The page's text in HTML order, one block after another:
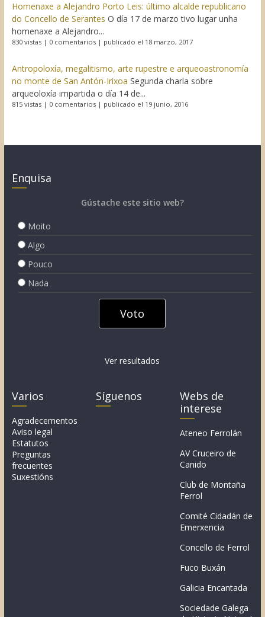
Homenaxe a Alejandro Porto Leis: último alcalde republicano
do Concello de Serantes O día 17 de marzo tivo lugar unha
homenaxe a Alejandro...
830 vistas| 0 comentarios| publicado el 18 marzo, 2017
Antropoloxía, megalitismo, arte rupestre e arqueoastronomía
no monte de San Antón-Irixoa Segunda charla sobre
arqueoloxía impartida o día 14 de...
815 vistas| 0 comentarios| publicado el 19 junio, 2016
Enquisa
Gústache este sitio web?
Moito
Algo
Pouco
Nada
Ver resultados
Varios
Agradecementos
Aviso legal
Estatutos
Preguntas
frecuentes
Suxestións
Síguenos
Webs de
interese
Ateneo Ferrolán
AV Cruceiro de
Canido
Club de Montaña
Ferrol
Comité Cidadán de
Emerxencia
Concello de Ferrol
Fuco Buxán
Galicia Encantada
Sociedade Galega